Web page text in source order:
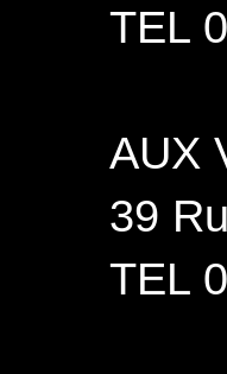
TEL
AUX
39
TEL